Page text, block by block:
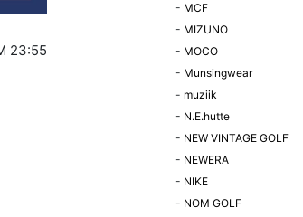
23:55
- MCF
- MIZUNO
- MOCO
- Munsingwear
- muziik
- N.E.hutte
- NEW VINTAGE GOLF
- NEWERA
- NIKE
- NOM GOLF